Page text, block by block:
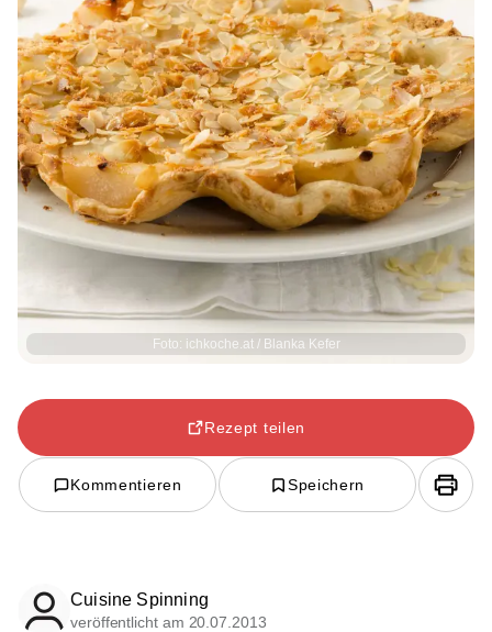
Foto: ichkoche.at / Blanka Kefer
Rezept teilen
Kommentieren Speichern
Cuisine Spinning
veröffentlicht am 20.07.2013